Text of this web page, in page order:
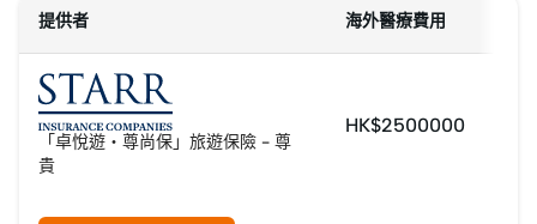
提供者 海外醫療費用
「卓悅遊・尊尚保」旅遊保險 - 尊
貴
HK$2500000